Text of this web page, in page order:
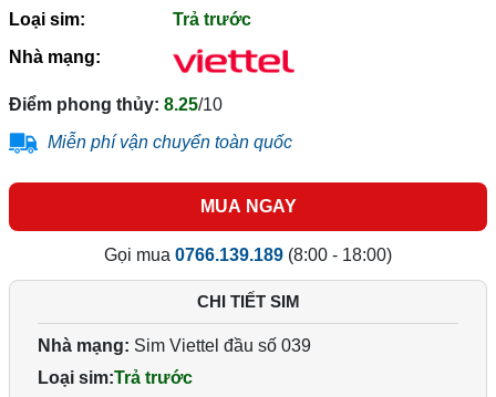
Loại sim:
Trả trước
Nhà mạng:
Điểm phong thủy: 8.25/10
Miễn phí vận chuyển toàn quốc
MUA NGAY
Gọi mua 0766.139.189 (8:00 - 18:00)
CHI TIẾT SIM
Nhà mạng: Sim Viettel đầu số 039
Loại sim:Trả trước